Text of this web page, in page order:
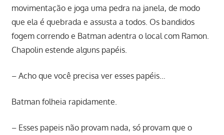
movimentação e joga uma pedra na janela, de modo
que ela é quebrada e assusta a todos. Os bandidos
fogem correndo e Batman adentra o local com Ramon.
Chapolin estende alguns papéis.
– Acho que você precisa ver esses papéis…
Batman folheia rapidamente.
– Esses papeis não provam nada, só provam que o